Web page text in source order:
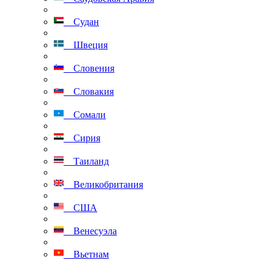
Судан
Швеция
Словения
Словакия
Сомали
Сирия
Таиланд
Великобритания
США
Венесуэла
Вьетнам